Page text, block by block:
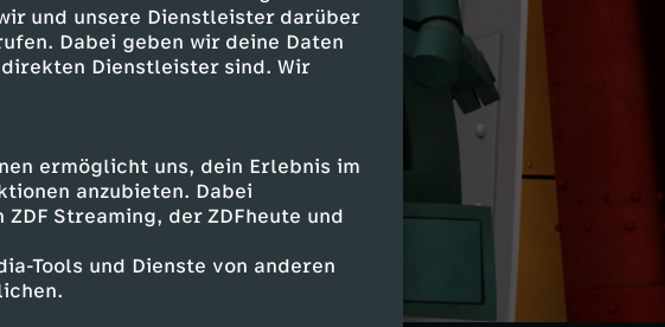
und unsere Dienstleister darüber
Dabei geben wir deine Daten
Dienstleister sind. Wir
ermöglicht uns, dein Erlebnis im
anzubieten. Dabei
Streaming, der ZDFheute und
Tools und Dienste von anderen